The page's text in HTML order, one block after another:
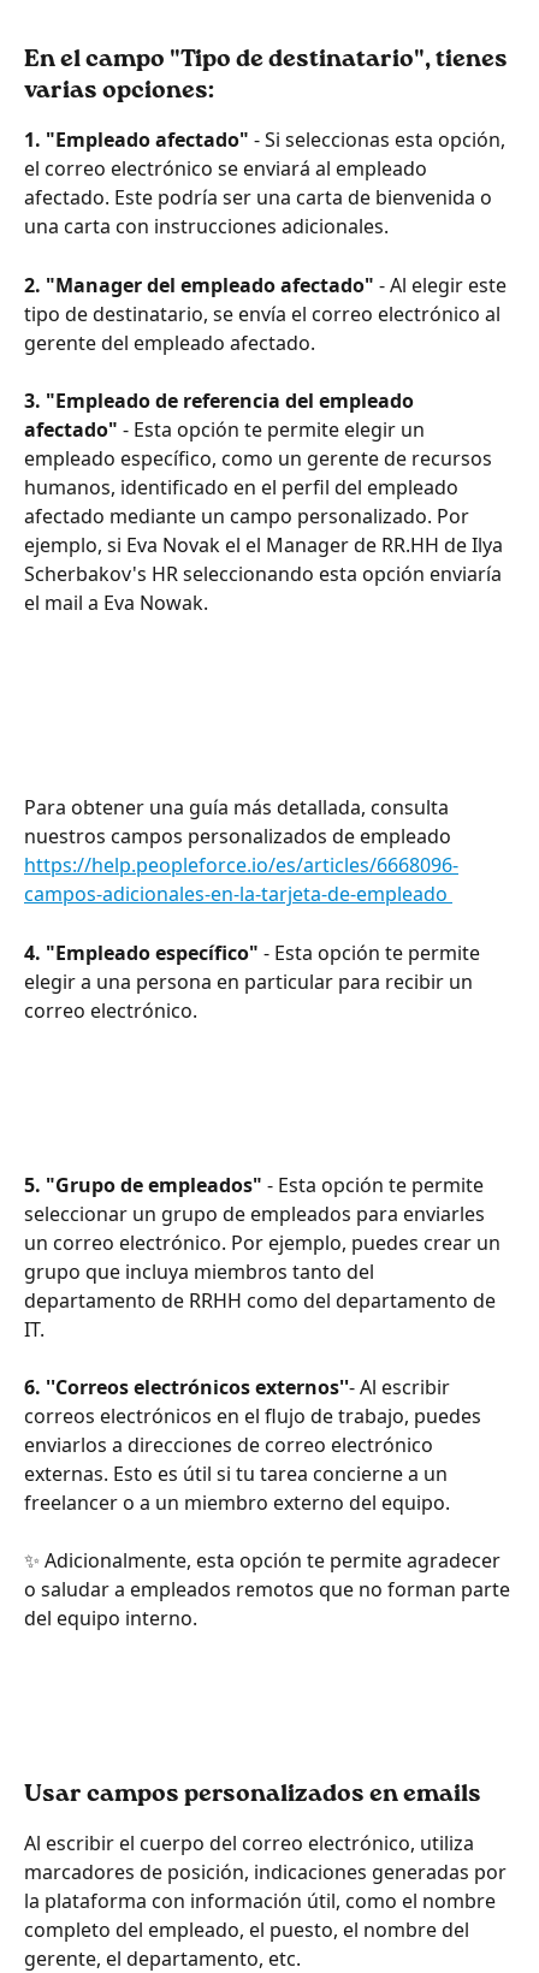
En el campo "Tipo de destinatario", tienes
varias opciones:
1. "Empleado afectado" - Si seleccionas esta opción,
el correo electrónico se enviará al empleado
afectado. Este podría ser una carta de bienvenida o
una carta con instrucciones adicionales.
2. "Manager del empleado afectado" - Al elegir este
tipo de destinatario, se envía el correo electrónico al
gerente del empleado afectado.
3. "Empleado de referencia del empleado
afectado" - Esta opción te permite elegir un
empleado específico, como un gerente de recursos
humanos, identificado en el perfil del empleado
afectado mediante un campo personalizado. Por
ejemplo, si Eva Novak el el Manager de RR.HH de Ilya
Scherbakov's HR seleccionando esta opción enviaría
el mail a Eva Nowak.
Para obtener una guía más detallada, consulta
nuestros campos personalizados de empleado
https://help.peopleforce.io/es/articles/6668096-
campos-adicionales-en-la-tarjeta-de-empleado
4. "Empleado específico" - Esta opción te permite
elegir a una persona en particular para recibir un
correo electrónico.
5. "Grupo de empleados" - Esta opción te permite
seleccionar un grupo de empleados para enviarles
un correo electrónico. Por ejemplo, puedes crear un
grupo que incluya miembros tanto del
departamento de RRHH como del departamento de
IT.
6. ''Correos electrónicos externos''- Al escribir
correos electrónicos en el flujo de trabajo, puedes
enviarlos a direcciones de correo electrónico
externas. Esto es útil si tu tarea concierne a un
freelancer o a un miembro externo del equipo.
✨ Adicionalmente, esta opción te permite agradecer
o saludar a empleados remotos que no forman parte
del equipo interno.
Usar campos personalizados en emails
Al escribir el cuerpo del correo electrónico, utiliza
marcadores de posición, indicaciones generadas por
la plataforma con información útil, como el nombre
completo del empleado, el puesto, el nombre del
gerente, el departamento, etc.